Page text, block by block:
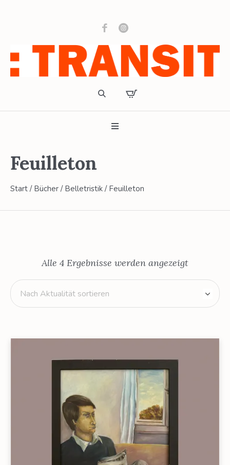
Feuilleton
Start / Bücher / Belletristik / Feuilleton
Alle 4 Ergebnisse werden angezeigtNach
sortiert